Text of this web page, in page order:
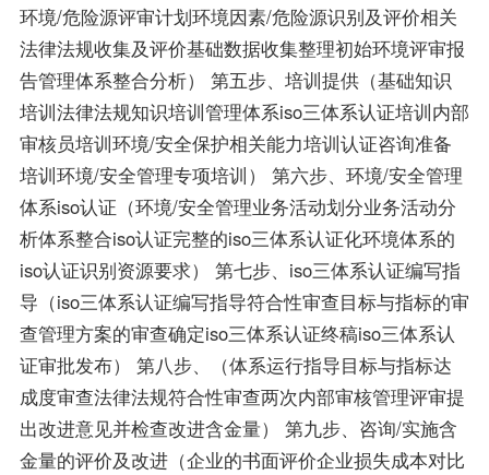
环境/危险源评审计划环境因素/危险源识别及评价相关
法律法规收集及评价基础数据收集整理初始环境评审报
告管理体系整合分析） 第五步、培训提供（基础知识
培训法律法规知识培训管理体系iso三体系认证培训内部
审核员培训环境/安全保护相关能力培训认证咨询准备
培训环境/安全管理专项培训） 第六步、环境/安全管理
体系iso认证（环境/安全管理业务活动划分业务活动分
析体系整合iso认证完整的iso三体系认证化环境体系的
iso认证识别资源要求） 第七步、iso三体系认证编写指
导（iso三体系认证编写指导符合性审查目标与指标的审
查管理方案的审查确定iso三体系认证终稿iso三体系认
证审批发布） 第八步、（体系运行指导目标与指标达
成度审查法律法规符合性审查两次内部审核管理评审提
出改进意见并检查改进含金量） 第九步、咨询/实施含
金量的评价及改进（企业的书面评价企业损失成本对比